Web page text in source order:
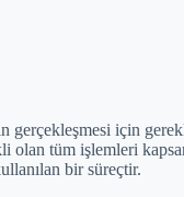
gerçekleşmesi için
tüm işlemleri
bir süreçtir.